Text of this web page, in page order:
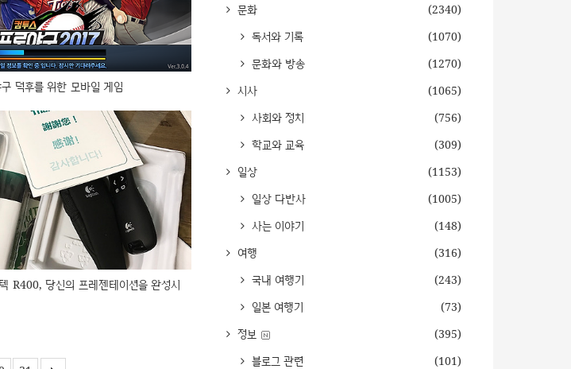
덕후를 위한 모바일 게임
R400, 당신의 프레젠테이션을 완성시
문화
(2340)
독서와 기록
(1070)
문화와 방송
(1270)
시사
(1065)
사회와 정치
(756)
학교와 교육
(309)
일상
(1153)
일상 다반사
(1005)
사는 이야기
(148)
여행
(316)
국내 여행기
(243)
일본 여행기
(73)
정보
(395)
블로그 관련
(101)